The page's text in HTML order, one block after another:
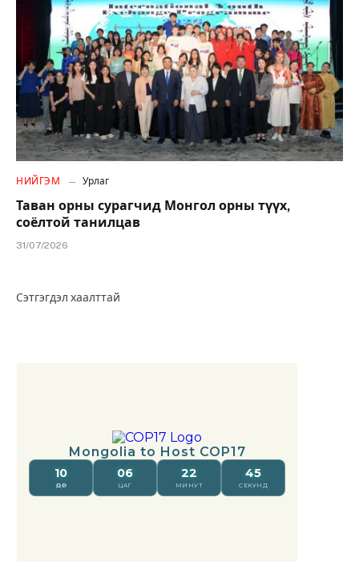
НИЙГЭМ Урлаг
Таван орны сурагчид Монгол орны түүх,
соёлтой танилцав
31/07/2026
Сэтгэгдэл хаалттай